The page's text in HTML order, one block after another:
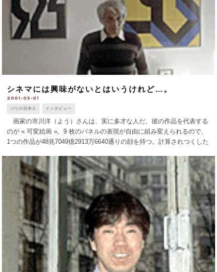
シネマには興味がないとはいうけれど…。
2001-05-01
パリの日本人 インタビュー
画家の市川洋（よう）さんは、実に多才な人だ。彼の作品を代表する
のが « 可変絵画 »。9 枚のパネルの表現が自由に組み変えられるので、
1つの作品が48兆7049億2913万6640通りの顔を持つ。計算されつくした
知 [...]